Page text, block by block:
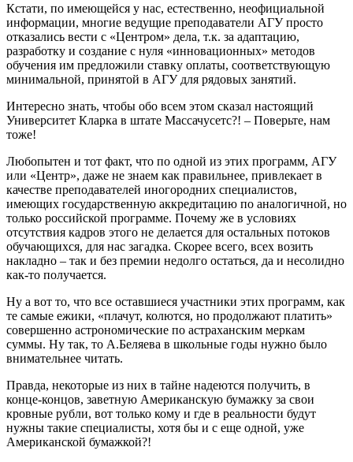
Кстати, по имеющейся у нас, естественно, неофициальной
информации, многие ведущие преподаватели АГУ просто
отказались вести с «Центром» дела, т.к. за адаптацию,
разработку и создание с нуля «инновационных» методов
обучения им предложили ставку оплаты, соответствующую
минимальной, принятой в АГУ для рядовых занятий.
Интересно знать, чтобы обо всем этом сказал настоящий
Университет Кларка в штате Массачусетс?! – Поверьте, нам
тоже!
Любопытен и тот факт, что по одной из этих программ, АГУ
или «Центр», даже не знаем как правильнее, привлекает в
качестве преподавателей иногородних специалистов,
имеющих государственную аккредитацию по аналогичной, но
только российской программе. Почему же в условиях
отсутствия кадров этого не делается для остальных потоков
обучающихся, для нас загадка. Скорее всего, всех возить
накладно – так и без премии недолго остаться, да и несолидно
как-то получается.
Ну а вот то, что все оставшиеся участники этих программ, как
те самые ежики, «плачут, колются, но продолжают платить»
совершенно астрономические по астраханским меркам
суммы. Ну так, то А.Беляева в школьные годы нужно было
внимательнее читать.
Правда, некоторые из них в тайне надеются получить, в
конце-концов, заветную Американскую бумажку за свои
кровные рубли, вот только кому и где в реальности будут
нужны такие специалисты, хотя бы и с еще одной, уже
Американской бумажкой?!